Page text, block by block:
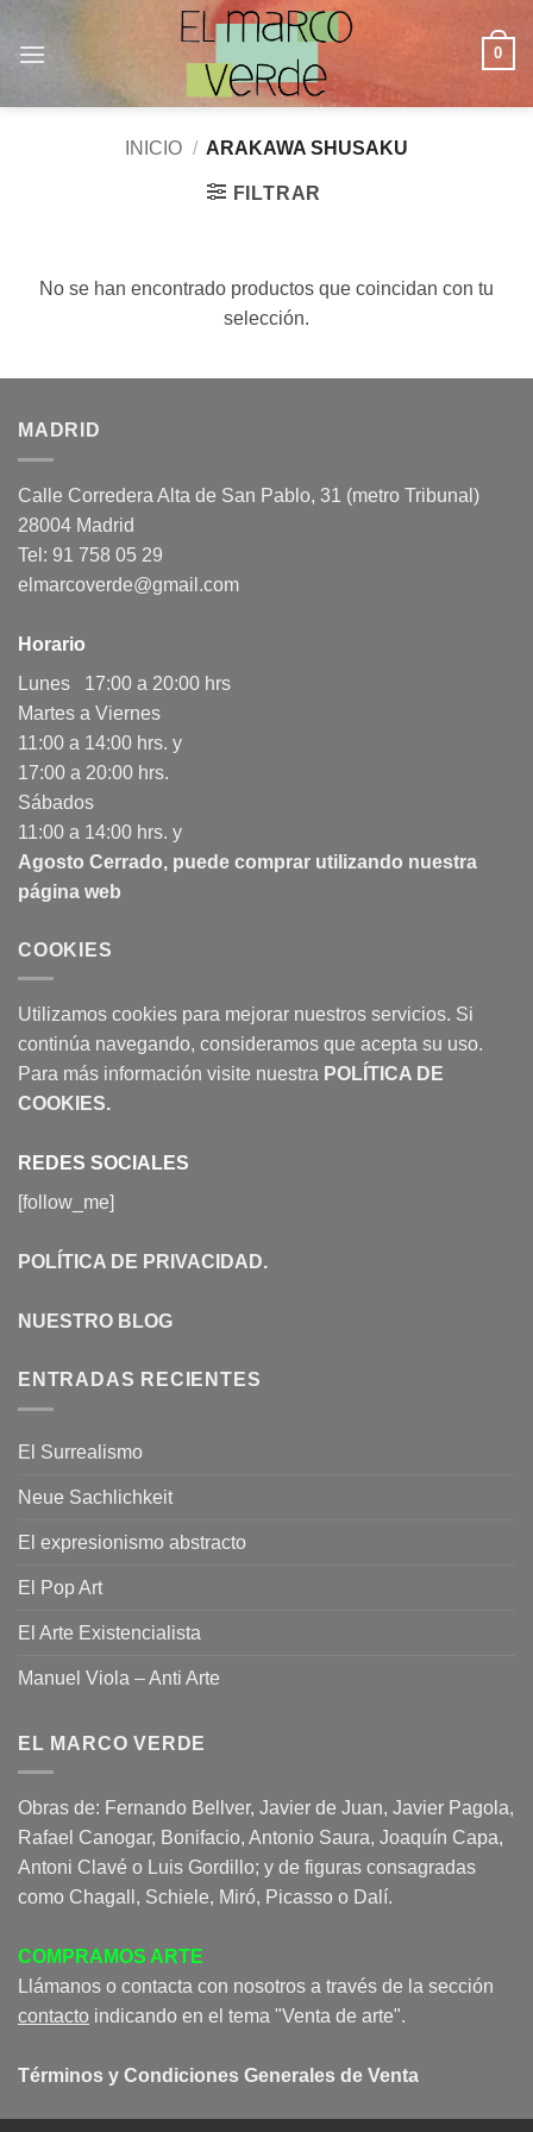
0
INICIO / ARAKAWA SHUSAKU
FILTRAR
No se han encontrado productos que coincidan con tu
selección.
MADRID
Calle Corredera Alta de San Pablo, 31 (metro Tribunal)
28004 Madrid
Tel: 91 758 05 29
elmarcoverde@gmail.com
Horario
Lunes 17:00 a 20:00 hrs
Martes a Viernes
11:00 a 14:00 hrs. y
17:00 a 20:00 hrs.
Sábados
11:00 a 14:00 hrs. y
Agosto Cerrado, puede comprar utilizando nuestra
página web
COOKIES
Utilizamos cookies para mejorar nuestros servicios. Si
continúa navegando, consideramos que acepta su uso.
Para más información visite nuestra POLÍTICA DE
COOKIES.
REDES SOCIALES
[follow_me]
POLÍTICA DE PRIVACIDAD.
NUESTRO BLOG
ENTRADAS RECIENTES
El Surrealismo
Neue Sachlichkeit
El expresionismo abstracto
El Pop Art
El Arte Existencialista
Manuel Viola – Anti Arte
EL MARCO VERDE
Obras de: Fernando Bellver, Javier de Juan, Javier Pagola,
Rafael Canogar, Bonifacio, Antonio Saura, Joaquín Capa,
Antoni Clavé o Luis Gordillo; y de figuras consagradas
como Chagall, Schiele, Miró, Picasso o Dalí.
COMPRAMOS ARTE
Llámanos o contacta con nosotros a través de la sección
contacto indicando en el tema "Venta de arte".
Términos y Condiciones Generales de Venta